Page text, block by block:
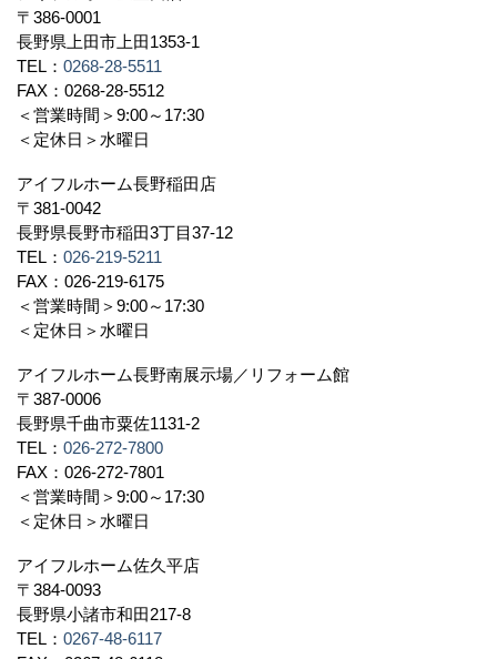
〒386-0001
長野県上田市上田1353-1
TEL： 0268-28-5511
FAX：0268-28-5512
＜営業時間＞9:00～17:30
＜定休日＞水曜日
アイフルホーム長野稲田店
〒381-0042
長野県長野市稲田3丁目37-12
TEL： 026-219-5211
FAX：026-219-6175
＜営業時間＞9:00～17:30
＜定休日＞水曜日
アイフルホーム長野南展示場／リフォーム館
〒387-0006
長野県千曲市粟佐1131-2
TEL： 026-272-7800
FAX：026-272-7801
＜営業時間＞9:00～17:30
＜定休日＞水曜日
アイフルホーム佐久平店
〒384-0093
長野県小諸市和田217-8
TEL： 0267-48-6117